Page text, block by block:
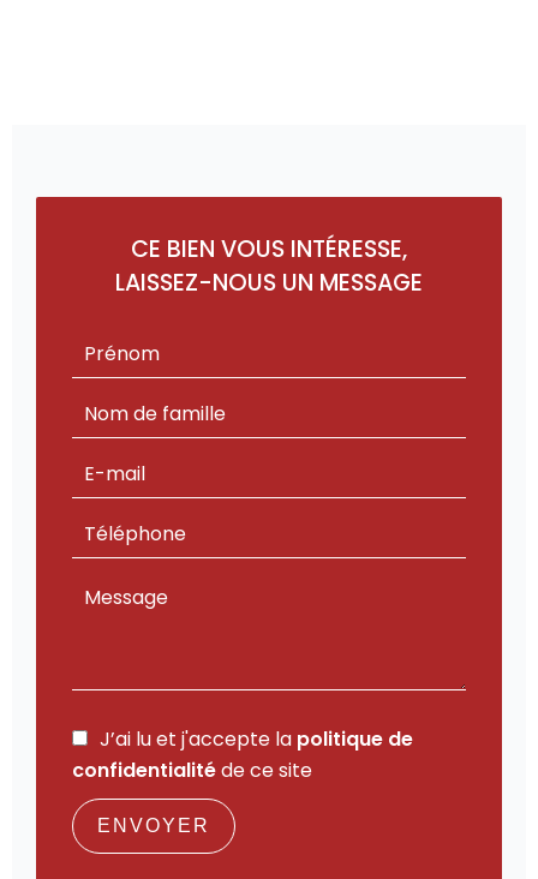
CE BIEN VOUS INTÉRESSE,
LAISSEZ-NOUS UN MESSAGE
J’ai lu et j'accepte la politique de
confidentialitéde ce site
ENVOYER